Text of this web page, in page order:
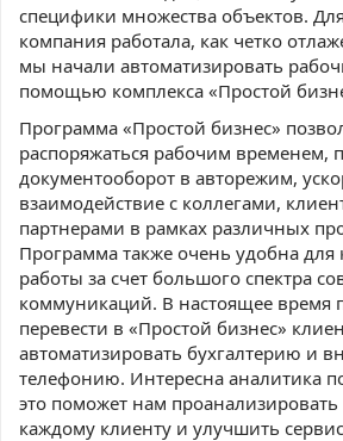
специфики множества объектов.
компания работала, как четко
мы начали автоматизировать
помощью комплекса «Простой
Программа «Простой бизнес»
распоряжаться рабочим временем,
документооборот в авторежим,
взаимодействие с коллегами,
партнерами в рамках различных
Программа также очень удобна для
работы за счет большого спектра
коммуникаций. В настоящее время
перевести в «Простой бизнес»
автоматизировать бухгалтерию и
телефонию. Интересна аналитика
это поможет нам проанализировать
каждому клиенту и улучшить